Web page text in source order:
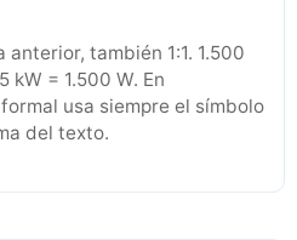
también 1:1. 1.500
kW = 1.500 W. En
usa siempre el símbolo
del texto.